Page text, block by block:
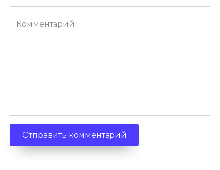
*
Комментарий